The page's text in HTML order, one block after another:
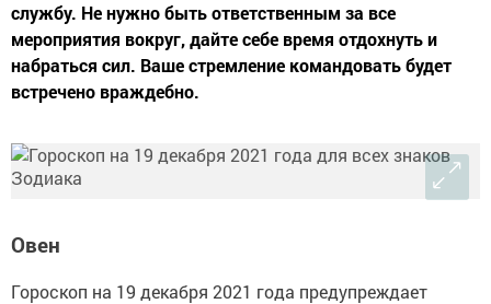
службу. Не нужно быть ответственным за все
мероприятия вокруг, дайте себе время отдохнуть и
набраться сил. Ваше стремление командовать будет
встречено враждебно.
Овен
Гороскоп на 19 декабря 2021 года предупреждает